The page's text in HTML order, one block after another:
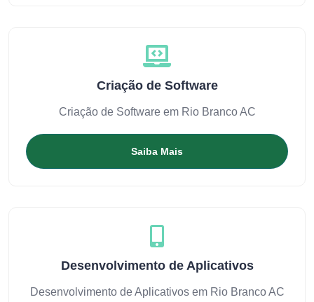
Criação de Software
Criação de Software em Rio Branco AC
Saiba Mais
Desenvolvimento de Aplicativos
Desenvolvimento de Aplicativos em Rio Branco AC